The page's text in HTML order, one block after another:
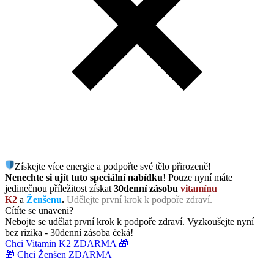
Získejte více energie a podpořte své tělo přirozeně!
Nenechte si ujít tuto speciální nabídku! Pouze nyní máte
jedinečnou příležitost získat 30denní zásobu vitamínu
K2 a Ženšenu. Udělejte první krok k podpoře zdraví.
Cítíte se unaveni?
Nebojte se udělat první krok k podpoře zdraví. Vyzkoušejte nyní
bez rizika - 30denní zásoba čeká!
Chci Vitamin K2 ZDARMA 🎁
🎁 Chci Ženšen ZDARMA